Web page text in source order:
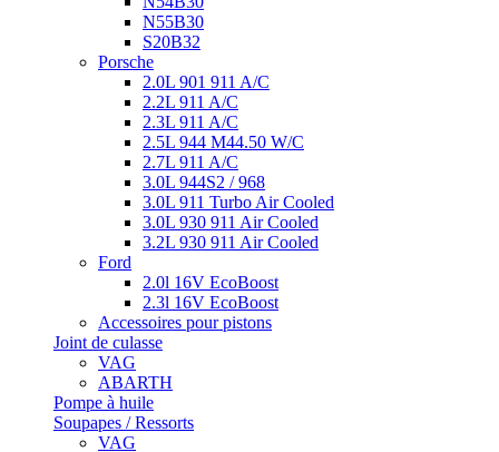
N55B30
S20B32
Porsche
2.0L 901 911 A/C
2.2L 911 A/C
2.3L 911 A/C
2.5L 944 M44.50 W/C
2.7L 911 A/C
3.0L 944S2 / 968
3.0L 911 Turbo Air Cooled
3.0L 930 911 Air Cooled
3.2L 930 911 Air Cooled
Ford
2.0l 16V EcoBoost
2.3l 16V EcoBoost
Accessoires pour pistons
Joint de culasse
VAG
ABARTH
Pompe à huile
Soupapes / Ressorts
VAG